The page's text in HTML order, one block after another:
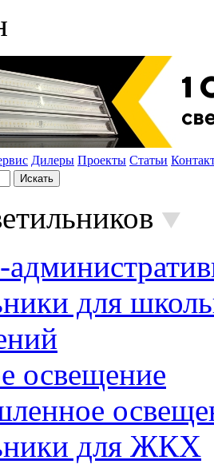
Дилеры Проекты Статьи
для
освещение
для ЖКХ